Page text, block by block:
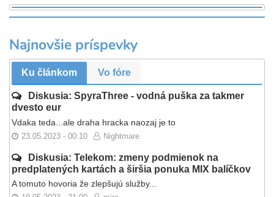
Najnovšie príspevky
Ku článkom Vo fóre
Diskusia: SpyraThree - vodná puška za takmer
dvesto eur
Vdaka teda...ale draha hracka naozaj je to
23.05.2023 - 00:10 Nightmare
Diskusia: Telekom: zmeny podmienok na
predplatených kartách a širšia ponuka MIX balíčkov
A tomuto hovoria že zlepšujú služby...